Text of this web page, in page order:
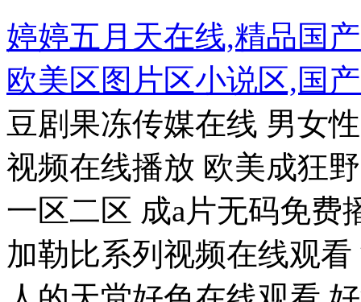
婷婷五月天在线,精品国
欧美区图片区小说区,国